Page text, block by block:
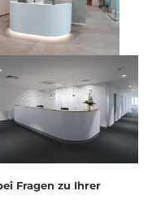
Fragen zu Ihrer